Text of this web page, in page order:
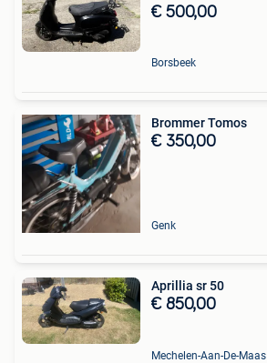
€ 500,00
Borsbeek
Brommer Tomos
€ 350,00
Genk
Aprillia sr 50
€ 850,00
Mechelen-Aan-De-Maas